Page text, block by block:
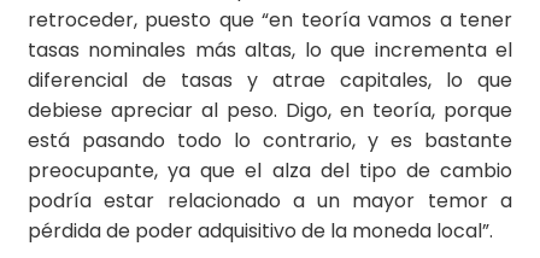
retroceder, puesto que “en teoría vamos a tener
tasas nominales más altas, lo que incrementa el
diferencial de tasas y atrae capitales, lo que
debiese apreciar al peso. Digo, en teoría, porque
está pasando todo lo contrario, y es bastante
preocupante, ya que el alza del tipo de cambio
podría estar relacionado a un mayor temor a
pérdida de poder adquisitivo de la moneda local”.